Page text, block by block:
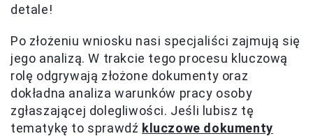
detale!
Po złożeniu wniosku nasi specjaliści zajmują się
jego analizą. W trakcie tego procesu kluczową
rolę odgrywają złożone dokumenty oraz
dokładna analiza warunków pracy osoby
zgłaszającej dolegliwości. Jeśli lubisz tę
tematykę to sprawdź kluczowe dokumenty